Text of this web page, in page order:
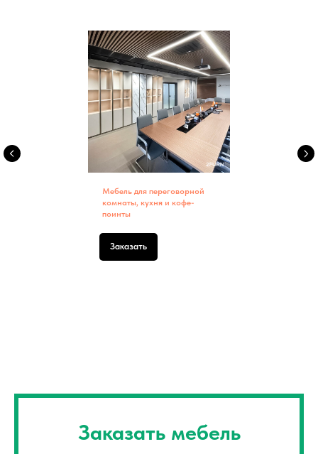
Мебель для переговорной
комнаты, кухня и кофе-
поинты
Заказать
Заказать мебель